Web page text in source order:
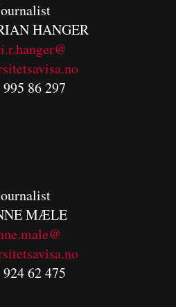
HANGER
86 297
MÆLE
62 475